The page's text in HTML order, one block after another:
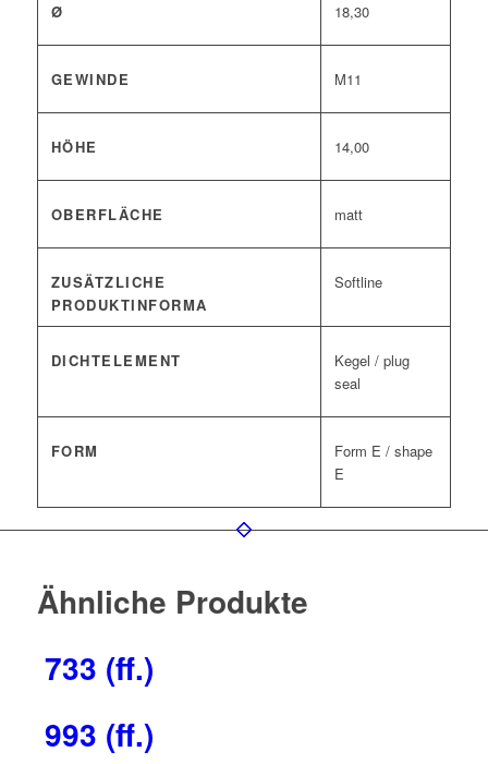
Ø 18,30
GEWINDE M11
HÖHE 14,00
OBERFLÄCHE matt
ZUSÄTZLICHE
PRODUKTINFORMA
Softline
DICHTELEMENT
Kegel / plug
seal
FORM
Form E / shape
E
Ähnliche Produkte
733 (ff.)
993 (ff.)